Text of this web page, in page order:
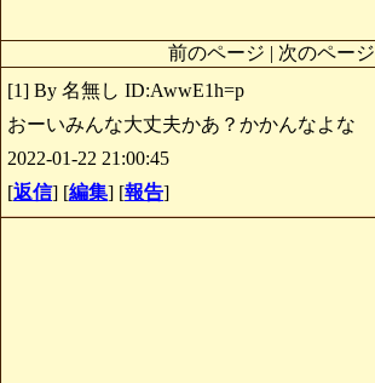
前のページ | 次のページ
[1] By 名無し ID:AwwE1h=p
おーいみんな大丈夫かあ？かかんなよな
2022-01-22 21:00:45
[返信] [編集] [報告]